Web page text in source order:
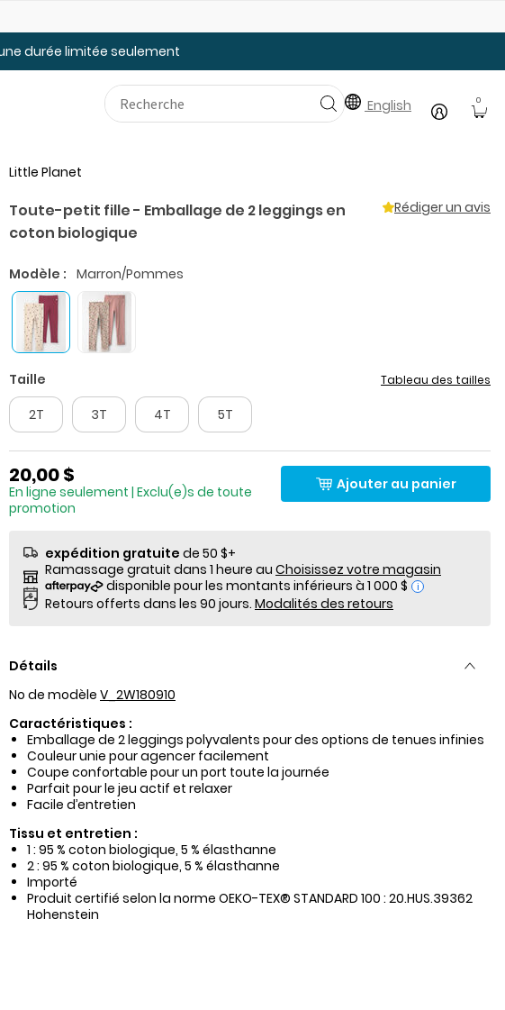
durée limitée seulement
English 0
Little Planet
Toute-petit fille - Emballage de 2 leggings en
coton biologique
Rédiger un avis
Modèle : Marron/Pommes
Taille Tableau des tailles
2T 3T 4T 5T
20,00 $
En ligne seulement | Exclu(e)s de toute
promotion
Ajouter au panier
expédition gratuite de 50 $+
Ramassage gratuit dans 1 heure au Choisissez votre magasin
i
Retours offerts dans les 90 jours. Modalités des retours
Détails
No de modèle V_2W180910
Caractéristiques :
Emballage de 2 leggings polyvalents pour des options de tenues infinies
Couleur unie pour agencer facilement
Coupe confortable pour un port toute la journée
Parfait pour le jeu actif et relaxer
Facile d’entretien
Tissu et entretien :
1 : 95 % coton biologique, 5 % élasthanne
2 : 95 % coton biologique, 5 % élasthanne
Importé
Produit certifié selon la norme OEKO-TEX® STANDARD 100 : 20.HUS.39362
Hohenstein